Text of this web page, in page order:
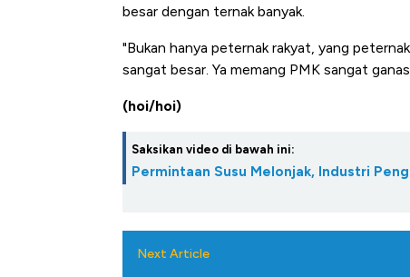
besar dengan ternak banyak.
"Bukan hanya peternak rakyat, yang
sangat besar. Ya memang PMK sangat
(hoi/hoi)
Saksikan video di bawah ini:
Permintaan Susu Melonjak, Industri
Next ArticleIni Kekuatan Uang Embraer